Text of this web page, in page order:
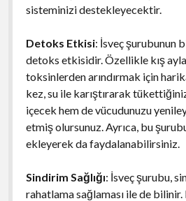
sisteminizi destekleyecektir.
Detoks Etkisi: İsveç şurubunun
detoks etkisidir. Özellikle kış
toksinlerden arındırmak için
kez, su ile karıştırarak
içecek hem de vücudunuzu
etmiş olursunuz. Ayrıca, bu
ekleyerek da faydalanabilirsiniz.
Sindirim Sağlığı: İsveç şurubu,
rahatlama sağlaması ile de